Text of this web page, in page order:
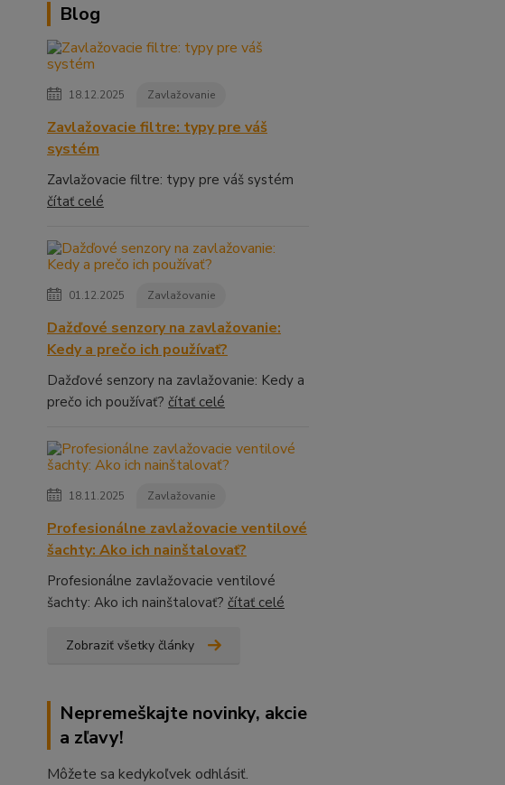
Blog
18.12.2025 Zavlažovanie
Zavlažovacie filtre: typy pre váš
systém
Zavlažovacie filtre: typy pre váš systém
čítať celé
01.12.2025 Zavlažovanie
Dažďové senzory na zavlažovanie:
Kedy a prečo ich používať?
Dažďové senzory na zavlažovanie: Kedy a
prečo ich používať? čítať celé
18.11.2025 Zavlažovanie
Profesionálne zavlažovacie ventilové
šachty: Ako ich nainštalovať?
Profesionálne zavlažovacie ventilové
šachty: Ako ich nainštalovať? čítať celé
Zobraziť všetky články
Nepremeškajte novinky, akcie
a zľavy!
Môžete sa kedykoľvek odhlásiť.